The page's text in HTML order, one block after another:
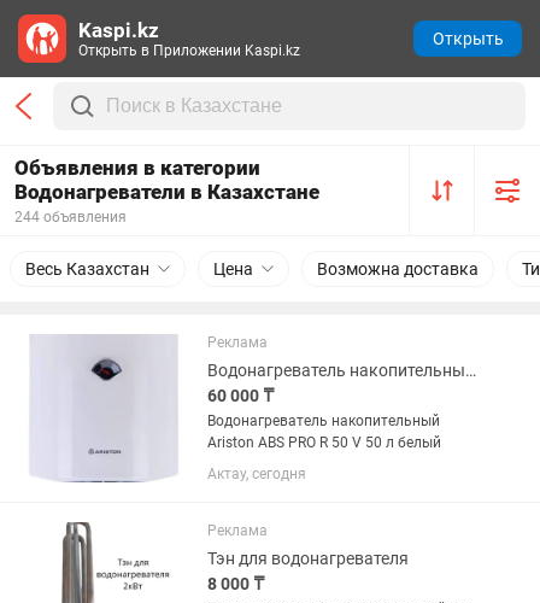
Объявления в категории
Водонагреватели в Казахстане
244 объявления
Весь Казахстан Цена Возможна доставка
Реклама
Водонагреватель накопительный Ariston ABS PRO R 50 V 50 л белый
60 000 ₸
Водонагреватель накопительный
Ariston ABS PRO R 50 V 50 л белый
Актау, сегодня
Реклама
Тэн для водонагревателя
8 000 ₸
Kaspi.kz
Открыть в Приложении Kaspi.kz
Открыть